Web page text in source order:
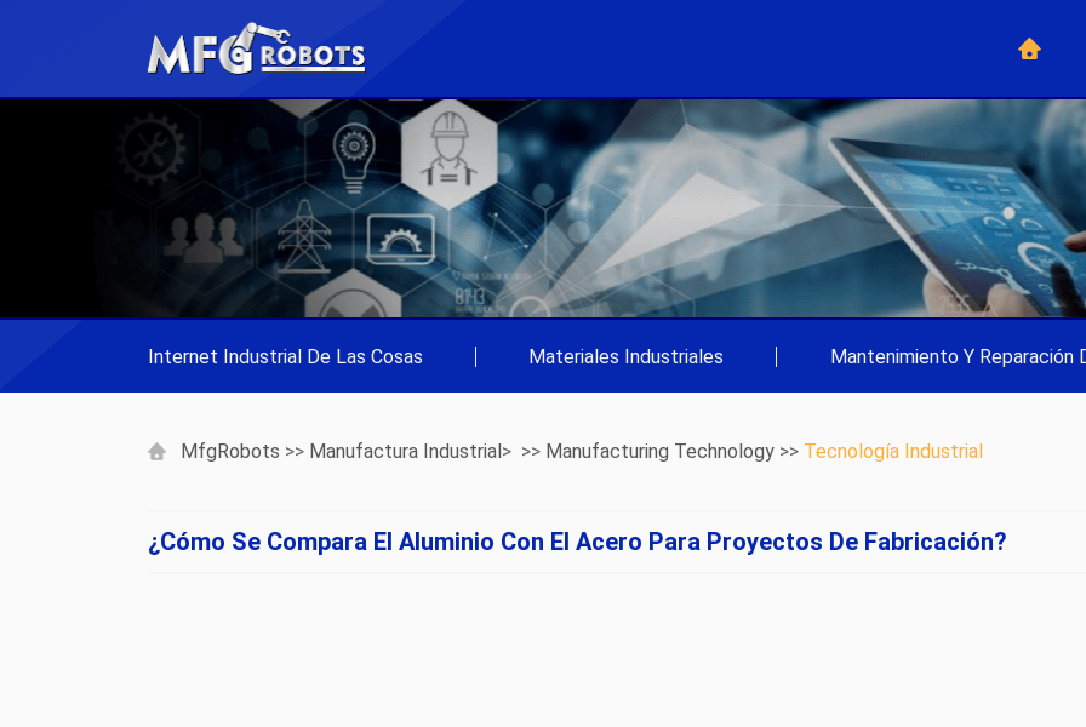
Internet Industrial De Las Cosas Materiales Industriales Mantenimiento Y Reparación
MfgRobots >> Manufactura Industrial> >> Manufacturing Technology >> Tecnología Industrial
¿Cómo Se Compara El Aluminio Con El Acero Para Proyectos De Fabricación?